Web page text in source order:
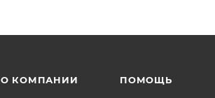
О КОМПАНИИ ПОМОЩЬ